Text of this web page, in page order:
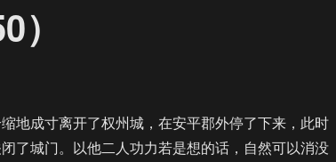
成寸离开了权州城，在安平郡外停了下来，此时
了城门。以他二人功力若是想的话，自然可以消没